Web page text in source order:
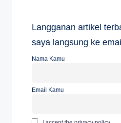
Langganan artikel
saya langsung ke
Nama Kamu
Email Kamu